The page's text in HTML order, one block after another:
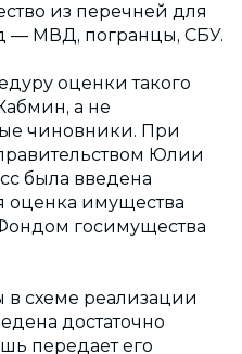
из перечней для
— МВД, погранцы, СБУ.
оценки такого
а не
чиновники. При
Юлии
была введена
оценка имущества
госимущества
в схеме реализации
достаточно
передает его